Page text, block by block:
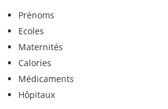
Prénoms
Ecoles
Maternités
Calories
Médicaments
Hôpitaux